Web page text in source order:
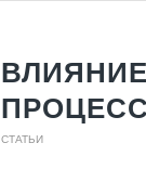
СТАТЬИ